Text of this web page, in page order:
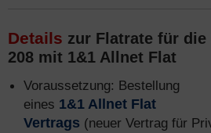
Details zur Flatrate für die
208 mit 1&1 Allnet Flat
Voraussetzung: Bestellung
eines 1&1 Allnet Flat
Vertrags (neuer Vertrag für